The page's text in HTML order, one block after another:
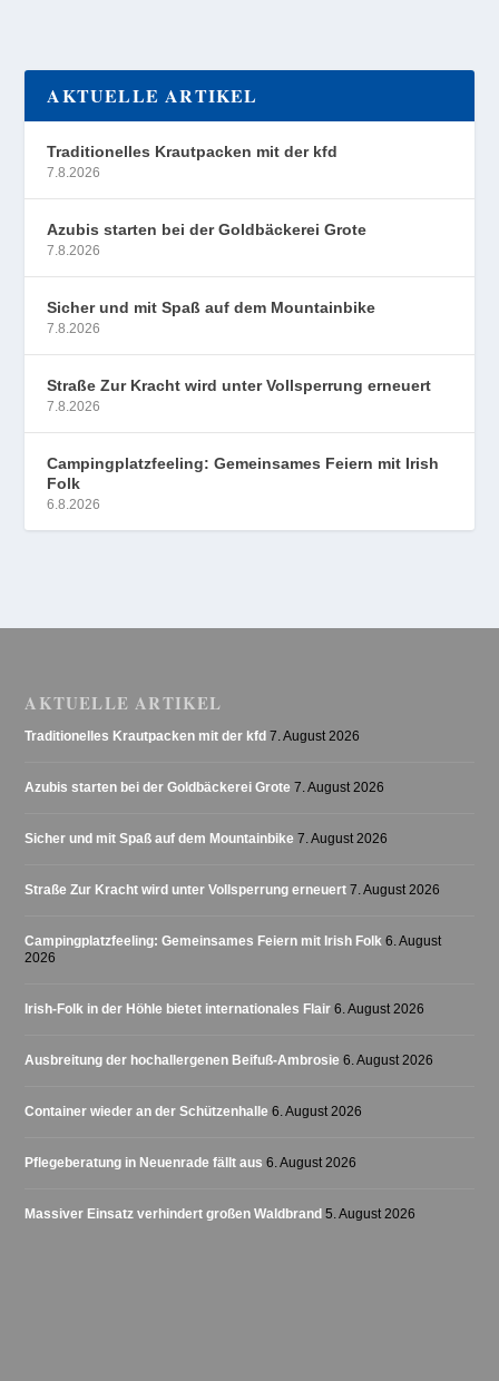
AKTUELLE ARTIKEL
Traditionelles Krautpacken mit der kfd
7.8.2026
Azubis starten bei der Goldbäckerei Grote
7.8.2026
Sicher und mit Spaß auf dem Mountainbike
7.8.2026
Straße Zur Kracht wird unter Vollsperrung erneuert
7.8.2026
Campingplatzfeeling: Gemeinsames Feiern mit Irish
Folk
6.8.2026
AKTUELLE ARTIKEL
Traditionelles Krautpacken mit der kfd 7. August 2026
Azubis starten bei der Goldbäckerei Grote 7. August 2026
Sicher und mit Spaß auf dem Mountainbike 7. August 2026
Straße Zur Kracht wird unter Vollsperrung erneuert 7. August 2026
Campingplatzfeeling: Gemeinsames Feiern mit Irish Folk 6. August
2026
Irish-Folk in der Höhle bietet internationales Flair 6. August 2026
Ausbreitung der hochallergenen Beifuß-Ambrosie 6. August 2026
Container wieder an der Schützenhalle 6. August 2026
Pflegeberatung in Neuenrade fällt aus 6. August 2026
Massiver Einsatz verhindert großen Waldbrand 5. August 2026